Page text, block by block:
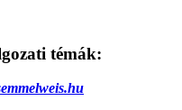
témák: